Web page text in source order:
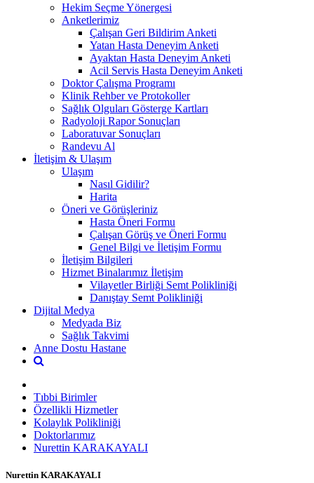
Hekim Seçme Yönergesi
Anketlerimiz
Çalışan Geri Bildirim Anketi
Yatan Hasta Deneyim Anketi
Ayaktan Hasta Deneyim Anketi
Acil Servis Hasta Deneyim Anketi
Doktor Çalışma Programı
Klinik Rehber ve Protokoller
Sağlık Olguları Gösterge Kartları
Radyoloji Rapor Sonuçları
Laboratuvar Sonuçları
Randevu Al
İletişim & Ulaşım
Ulaşım
Nasıl Gidilir?
Harita
Öneri ve Görüşleriniz
Hasta Öneri Formu
Çalışan Görüş ve Öneri Formu
Genel Bilgi ve İletişim Formu
İletişim Bilgileri
Hizmet Binalarımız İletişim
Vilayetler Birliği Semt Polikliniği
Danıştay Semt Polikliniği
Dijital Medya
Medyada Biz
Sağlık Takvimi
Anne Dostu Hastane
Tıbbi Birimler
Özellikli Hizmetler
Kolaylık Polikliniği
Doktorlarımız
Nurettin KARAKAYALI
Nurettin KARAKAYALI